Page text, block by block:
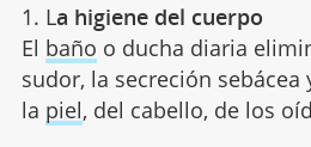
1. La higiene del cuerpo
El baño o ducha diaria
sudor, la secreción sebácea
la piel, del cabello, de los